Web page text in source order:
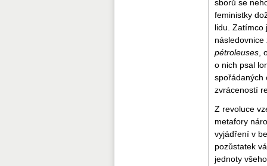
sborů se
feministky
lidu. Zatímco
pétroleuses ,
o nich psal
spořádaných
zvráceností
Z revoluce
metafory
vyjádření v
pozůstatek
jednoty